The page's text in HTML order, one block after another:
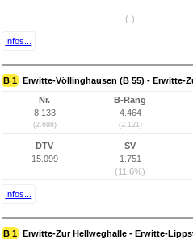
-
-
(-)
Infos...
B 1 Erwitte-Völlinghausen (B 55) - Erwitte-
Nr.
8.133
(2.698)
B-Rang
4.464
(2.121)
DTV
15.099
SV
1.751
(11,6%)
Infos...
B 1 Erwitte-Zur Hellweghalle - Erwitte-